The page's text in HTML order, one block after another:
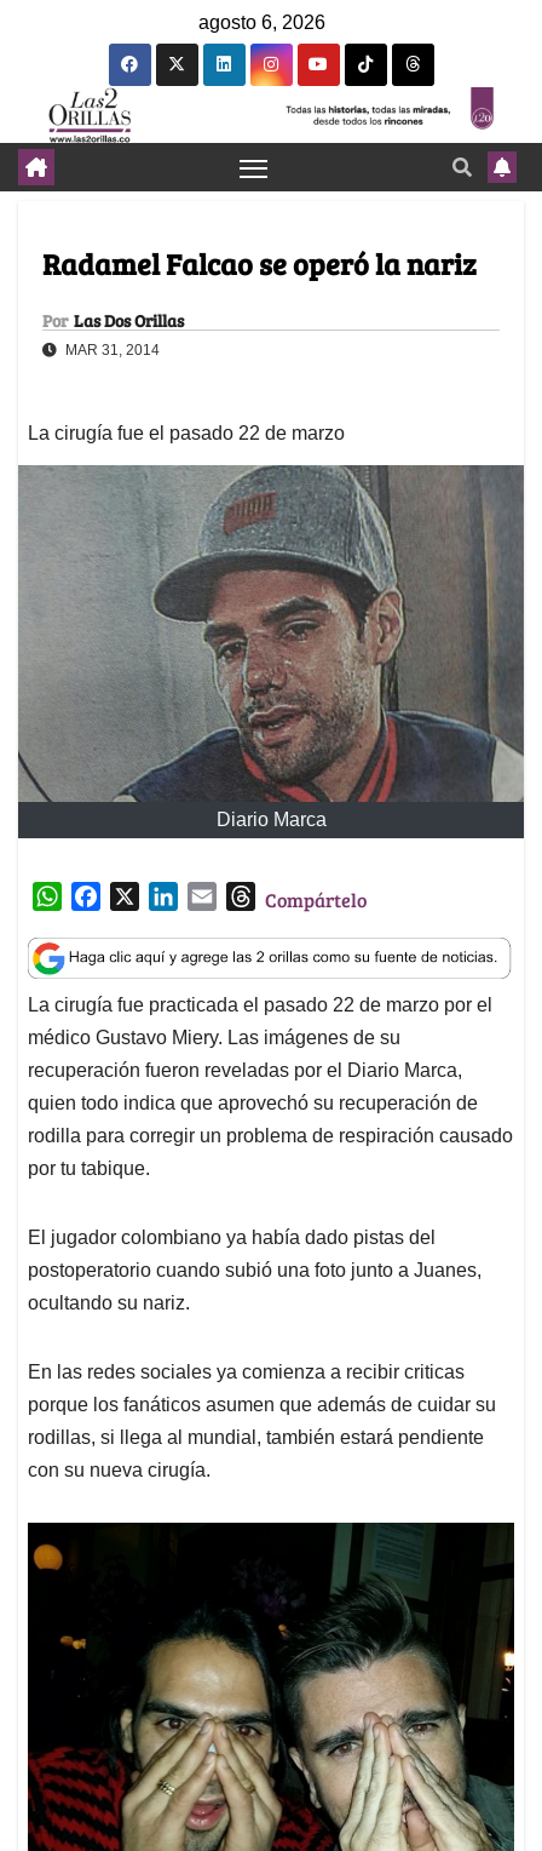
agosto 6, 2026
Radamel Falcao se operó la nariz
Por Las Dos Orillas
MAR 31, 2014
La cirugía fue el pasado 22 de marzo
Diario Marca
W
a
t
s
A
p
p
c
e
b
o
o
k
n
k
e
d
I
n
a
i
l
T
r
e
a
d
s
Compártelo
La cirugía fue practicada el pasado 22 de marzo por el
médico Gustavo Miery. Las imágenes de su
recuperación fueron reveladas por el Diario Marca,
quien todo indica que aprovechó su recuperación de
rodilla para corregir un problema de respiración causado
por tu tabique.
El jugador colombiano ya había dado pistas del
postoperatorio cuando subió una foto junto a Juanes,
ocultando su nariz.
En las redes sociales ya comienza a recibir criticas
porque los fanáticos asumen que además de cuidar su
rodillas, si llega al mundial, también estará pendiente
con su nueva cirugía.